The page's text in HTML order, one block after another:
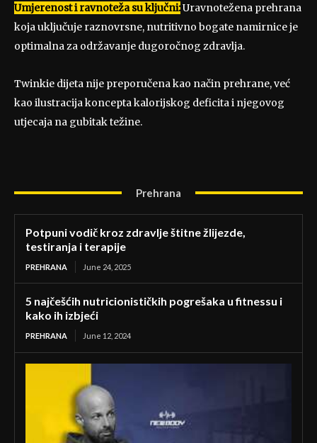
Umjerenost i ravnoteža su ključni:Uravnotežena prehrana
koja uključuje raznovrsne, nutritivno bogate namirnice je
optimalna za održavanje dugoročnog zdravlja.
Twinkie dijeta nije preporučena kao način prehrane, već
kao ilustracija koncepta kalorijskog deficita i njegovog
utjecaja na gubitak težine.
Prehrana
Potpuni vodič kroz zdravlje štitne žlijezde,
testiranja i terapije
PREHRANA June 24, 2025
5 najčešćih nutricionističkih pogrešaka u fitnessu i
kako ih izbjeći
PREHRANA June 12, 2024